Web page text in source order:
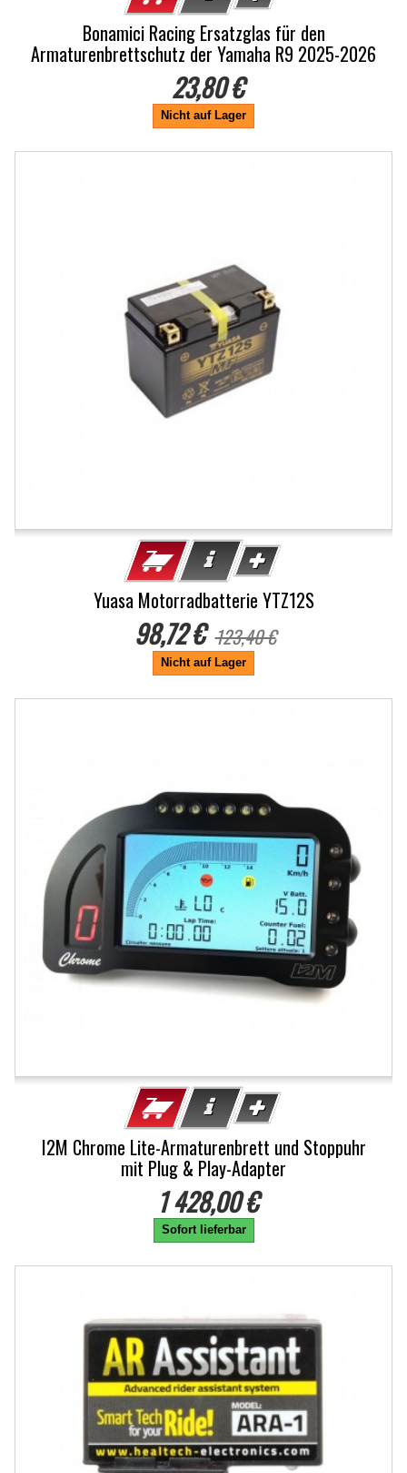
Bonamici Racing Ersatzglas für den
Armaturenbrettschutz der Yamaha R9 2025-2026
23,80 €
Nicht auf Lager
Yuasa Motorradbatterie YTZ12S
98,72 € 123,40 €
Nicht auf Lager
I2M Chrome Lite-Armaturenbrett und Stoppuhr
mit Plug & Play-Adapter
1 428,00 €
Sofort lieferbar